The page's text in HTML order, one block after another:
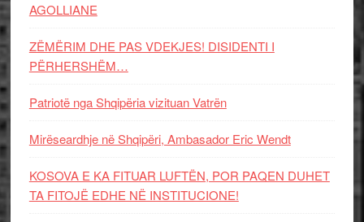
AGOLLIANE
ZËMËRIM DHE PAS VDEKJES! DISIDENTI I
PËRHERSHËM…
Patriotë nga Shqipëria vizituan Vatrën
Mirëseardhje në Shqipëri, Ambasador Eric Wendt
KOSOVA E KA FITUAR LUFTËN, POR PAQEN DUHET
TA FITOJË EDHE NË INSTITUCIONE!